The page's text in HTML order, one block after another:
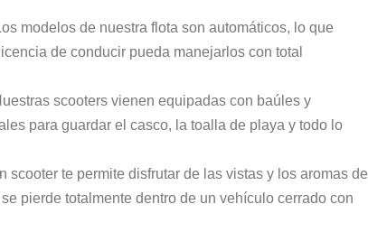
modelos de nuestra flota son automáticos, lo que
de conducir pueda manejarlos con total
scooters vienen equipadas con baúles y
para guardar el casco, la toalla de playa y todo lo
scooter te permite disfrutar de las vistas y los aromas de
pierde totalmente dentro de un vehículo cerrado con